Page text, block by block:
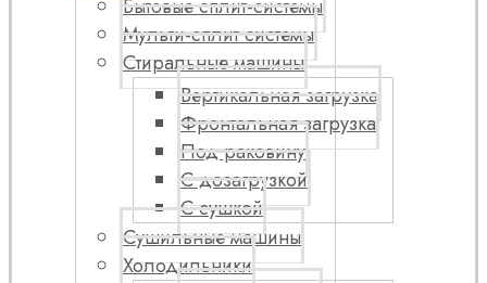
Бытовые сплит-системы
Мульти-сплит системы
Стиральные машины
Вертикальная загрузка
Фронтальная загрузка
Под раковину
С дозагрузкой
С сушкой
Сушильные машины
Холодильники